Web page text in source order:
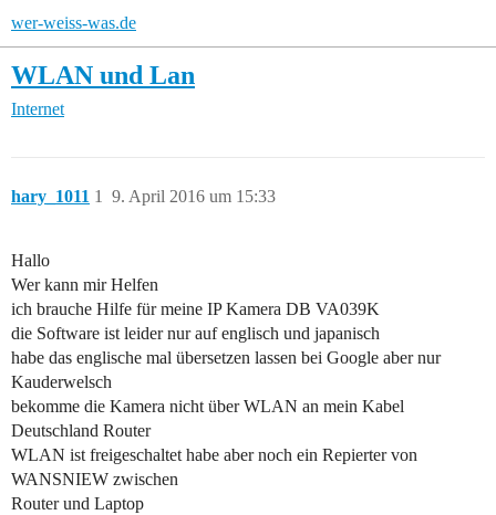
wer-weiss-was.de
WLAN und Lan
Internet
hary_1011 9. April 2016 um 15:33
1
Hallo
Wer kann mir Helfen
ich brauche Hilfe für meine IP Kamera DB VA039K
die Software ist leider nur auf englisch und japanisch
habe das englische mal übersetzen lassen bei Google aber nur
Kauderwelsch
bekomme die Kamera nicht über WLAN an mein Kabel
Deutschland Router
WLAN ist freigeschaltet habe aber noch ein Repierter von
WANSNIEW zwischen
Router und Laptop